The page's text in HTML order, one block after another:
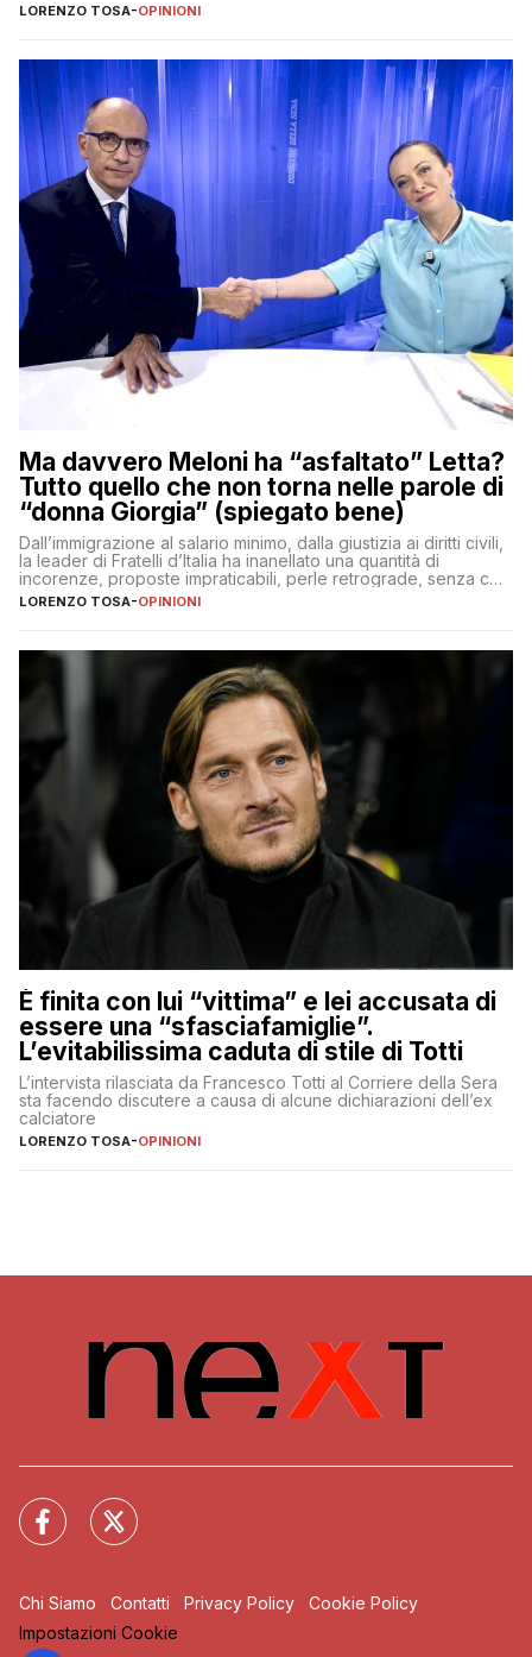
LORENZO TOSA-OPINIONI
Ma davvero Meloni ha “asfaltato” Letta?
Tutto quello che non torna nelle parole di
“donna Giorgia” (spiegato bene)
Dall’immigrazione al salario minimo, dalla giustizia ai diritti civili,
la leader di Fratelli d’Italia ha inanellato una quantità di
incorenze, proposte impraticabili, perle retrograde, senza che
nessuno – a destra come a sinistra – glielo abbia fatto notare
LORENZO TOSA-OPINIONI
È finita con lui “vittima” e lei accusata di
essere una “sfasciafamiglie”.
L’evitabilissima caduta di stile di Totti
L’intervista rilasciata da Francesco Totti al Corriere della Sera
sta facendo discutere a causa di alcune dichiarazioni dell’ex
calciatore
LORENZO TOSA-OPINIONI
Chi Siamo Contatti Privacy Policy
Cookie Policy
Impostazioni Cookie